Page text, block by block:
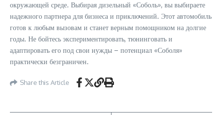
окружающей среде. Выбирая дизельный «Соболь», вы выбираете
надежного партнера для бизнеса и приключений. Этот автомобиль
готов к любым вызовам и станет верным помощником на долгие
годы. Не бойтесь экспериментировать, тюнинговать и
адаптировать его под свои нужды – потенциал «Соболя»
практически безграничен.
Share this Article